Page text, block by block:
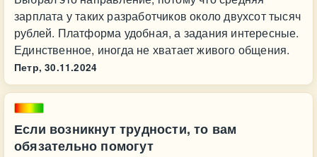
зарплата у таких разработчиков около двухсот тысяч
рублей. Платформа удобная, а задания интересные.
Единственное, иногда не хватает живого общения.
Петр, 30.11.2024
Если возникнут трудности, то вам
обязательно помогут